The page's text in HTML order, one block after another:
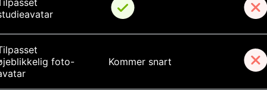
foto-
Kommer snart